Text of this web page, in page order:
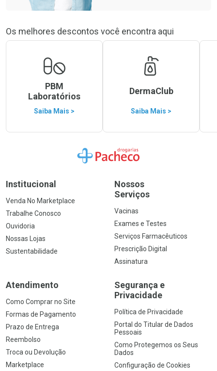
Os melhores descontos você encontra aqui
PBM
Laboratórios
Saiba Mais >
DermaClub
Saiba Mais >
Ir para a Home
Institucional
Venda No Marketplace
Trabalhe Conosco
Ouvidoria
Nossas Lojas
Sustentabilidade
Nossos
Serviços
Vacinas
Exames e Testes
Serviços Farmacêuticos
Prescrição Digital
Assinatura
Atendimento
Como Comprar no Site
Formas de Pagamento
Prazo de Entrega
Reembolso
Troca ou Devolução
Marketplace
Segurança e
Privacidade
Política de Privacidade
Portal do Titular de Dados
Pessoais
Como Protegemos os Seus
Dados
Configuração de Cookies